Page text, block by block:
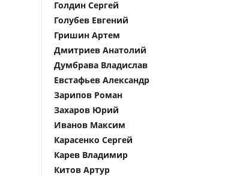
Голдин Сергей
Голубев Евгений
Гришин Артем
Дмитриев Анатолий
Думбрава Владислав
Евстафьев Александр
Зарипов Роман
Захаров Юрий
Иванов Максим
Карасенко Сергей
Карев Владимир
Китов Артур